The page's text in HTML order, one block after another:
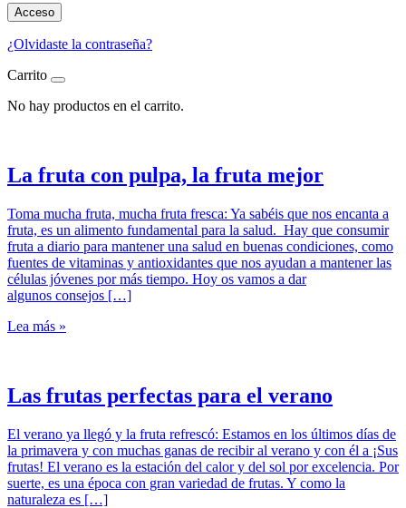
Acceso
¿Olvidaste la contraseña?
Carrito
No hay productos en el carrito.
La fruta con pulpa, la fruta mejor
Toma mucha fruta, mucha fruta fresca: Ya sabéis que nos encanta a
fruta, es un alimento fundamental para la salud. Hay que consumir
fruta a diario para mantener una salud en buenas condiciones, como
fuentes de vitaminas y antioxidantes que nos ayudan a mantener las
células jóvenes por más tiempo. Hoy os vamos a dar
algunos consejos […]
Lea más »
Las frutas perfectas para el verano
El verano ya llegó y la fruta refrescó: Estamos en los últimos días de
la primavera y con muchas ganas de recibir al verano y con él a ¡Sus
frutas! El verano es la estación del calor y del sol por excelencia. Por
suerte, es una época con gran variedad de frutas. Y como la
naturaleza es […]